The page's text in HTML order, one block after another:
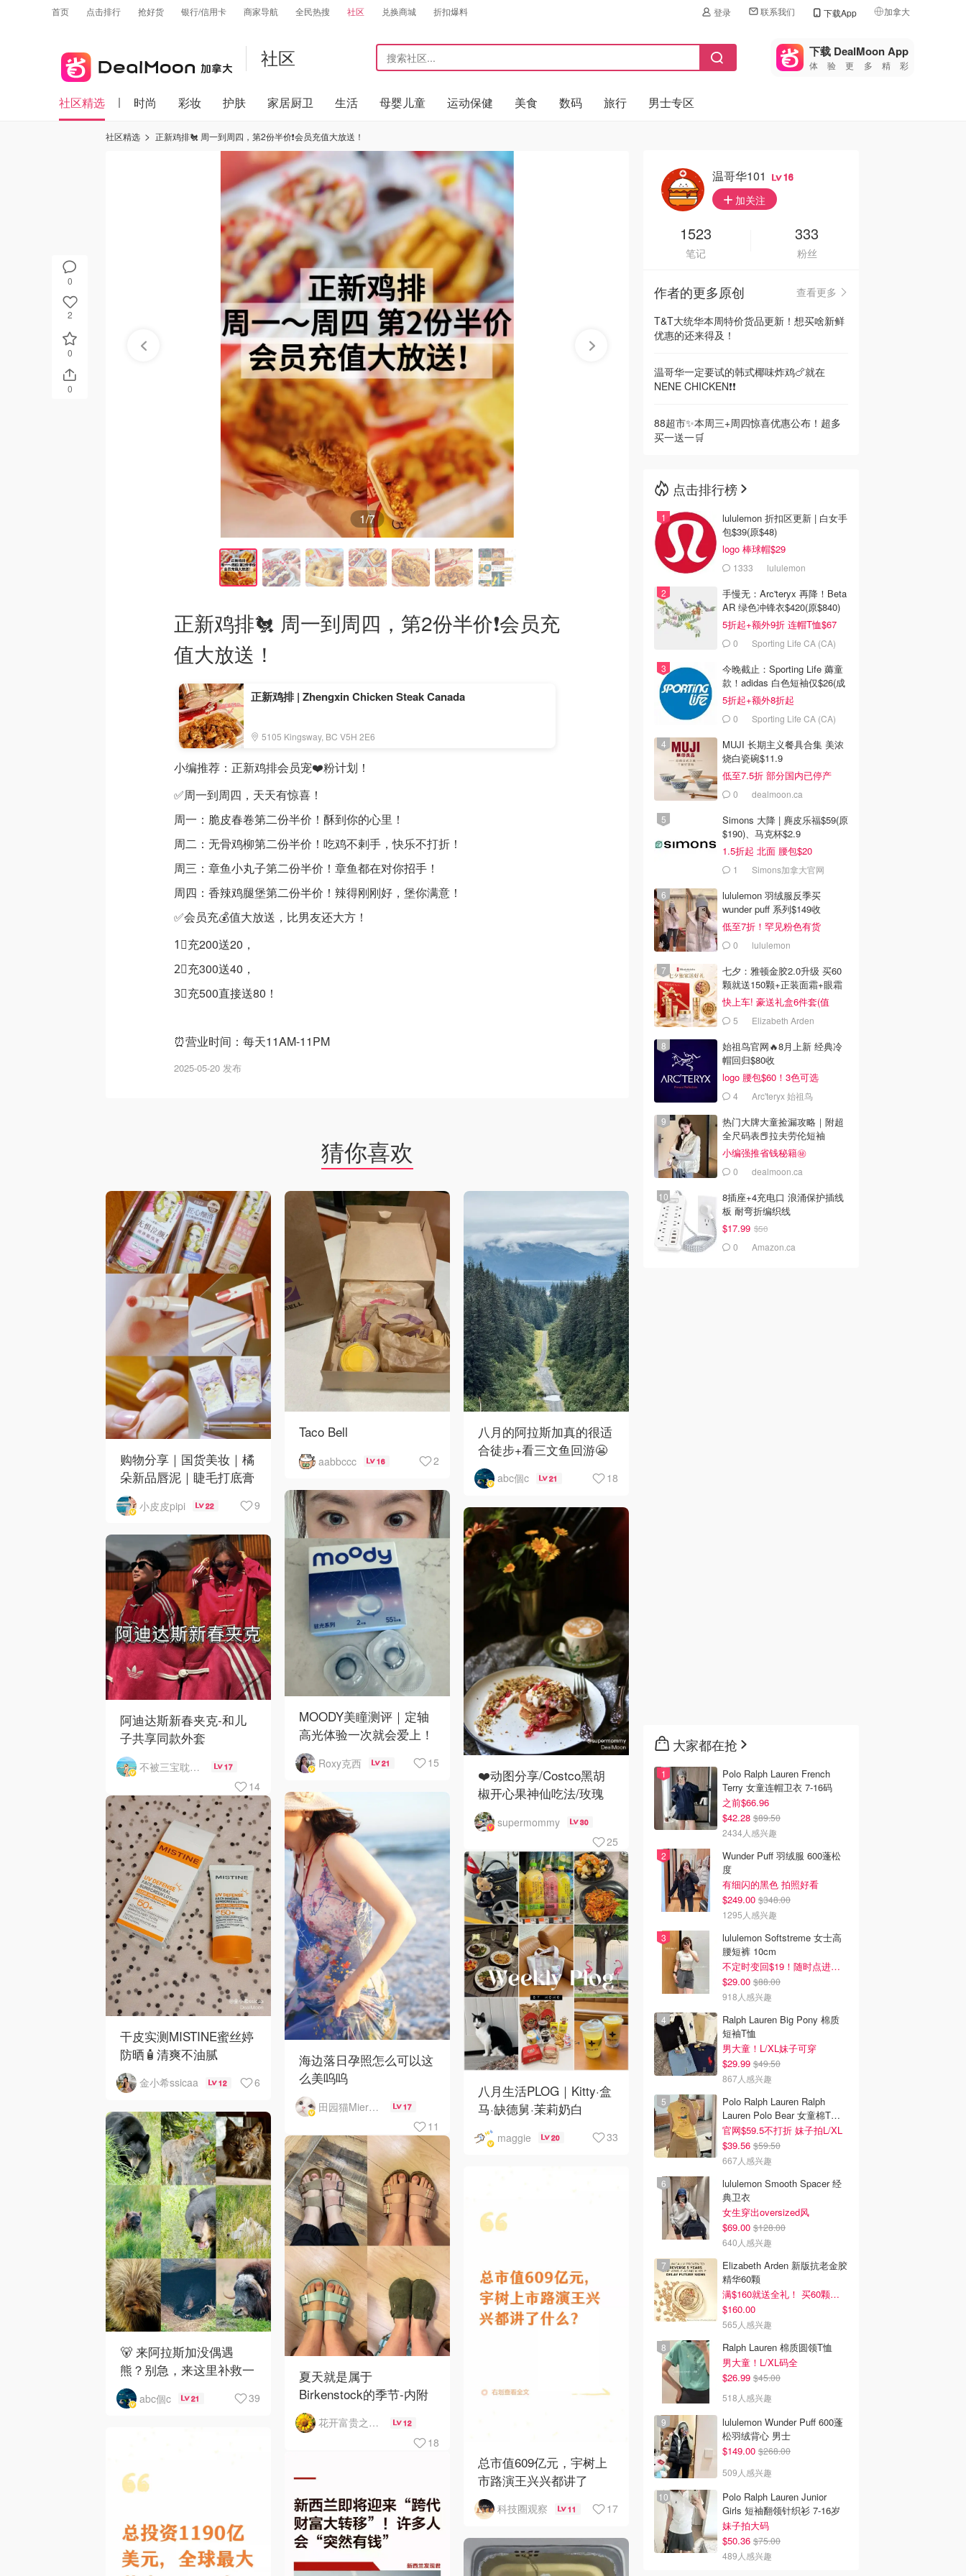
首页 点击排行 抢好货 银行/信用卡 商家导航 全民热搜 社区 兑换商城 折扣爆料 登录 联系我们 下载App 加拿大
🇺🇸
美国
🇨🇳中国
🇮🇹
🇦🇺
🇳🇿新西兰
社区 下载 DealMoon App
体验更多精彩
社区精选 时尚 彩妆 护肤 家居厨卫 生活 母婴儿童 运动保健 美食 数码 旅行 男士专区
0
2
0
0
社区精选 正新鸡排🐔 周一到周四，第2份半价❗️会员充值大放送！
1/7
正新鸡排🐔 周一到周四，第2份半价❗️会员充
值大放送！
正新鸡排 | Zhengxin Chicken Steak Canada
5105 Kingsway, BC V5H 2E6
小编推荐：正新鸡排会员宠❤️粉计划！
✅周一到周四，天天有惊喜！
周一：脆皮春卷第二份半价！酥到你的心里！
周二：无骨鸡柳第二份半价！吃鸡不剌手，快乐不打折！
周三：章鱼小丸子第二份半价！章鱼都在对你招手！
周四：香辣鸡腿堡第二份半价！辣得刚刚好，堡你满意！
✅会员充💰值大放送，比男友还大方！
1⃣️充200送20，
2⃣️充300送40，
3⃣️充500直接送80！
⏰营业时间：每天11AM-11PM
2025-05-20 发布
猜你喜欢
购物分享｜国货美妆｜橘
朵新品唇泥｜睫毛打底膏
｜日韩小物｜眼线笔｜美
甲DIY💅
小皮皮pipi 22 9
Taco Bell
aabbccc 16 2
八月的阿拉斯加真的很适
合徒步+看三文鱼回游😬
abc個c 21 18
MOODY美瞳测评｜定轴
高光体验一次就会爱上！
Roxy克西 21 15
❤️动图分享/Costco黑胡
椒开心果神仙吃法/玫瑰
全蛋松饼配黑胡椒开心果
碎太惊艳😍
supermommy 30
25
阿迪达斯新春夹克-和儿
子共享同款外套
不被三宝耽误的妈 17
14
海边落日孕照怎么可以这
么美呜呜
田园猫MierCat 17
11
干皮实测MISTINE蜜丝婷
防晒🧴清爽不油腻
金小希ssicaa 12 6
八月生活PLOG｜Kitty·盒
马·缺德舅·茉莉奶白
·Costco·Wendy's
maggie 20 33
🐻 来阿拉斯加没偶遇
熊？别急，来这里补救一
下！
abc個c 21 39
夏天就是属于
Birkenstock的季节-内附
如何选择
花开富贵之Mo个Mo 12
18
总市值609亿元，宇树上
市路演王兴兴都讲了
科技圈观察 11 17
温哥华101 16
加关注
1523
笔记
333
粉丝
作者的更多原创
查看更多
T&T大统华本周特价货品更新！想买啥新鲜
优惠的还来得及！
温哥华一定要试的韩式椰味炸鸡🍗就在
NENE CHICKEN❗️❗️
88超市✨本周三+周四惊喜优惠公布！超多
买一送一🛒
点击排行榜
lululemon 折扣区更新 | 白女手
包$39(原$48)
logo 棒球帽$29
1333 lululemon
手慢无：Arc'teryx 再降！Beta
AR 绿色冲锋衣$420(原$840)
5折起+额外9折 连帽T恤$67
0 Sporting Life CA (CA)
今晚截止：Sporting Life 薅童
款！adidas 白色短袖仅$26(成
人款$34)
5折起+额外8折起
0 Sporting Life CA (CA)
MUJI 长期主义餐具合集 美浓
烧白瓷碗$11.9
低至7.5折 部分国内已停产
0 dealmoon.ca
Simons 大降 | 麂皮乐福$59(原
$190)、马克杯$2.9
1.5折起 北面 腰包$20
1 Simons加拿大官网
lululemon 羽绒服反季买
wunder puff 系列$149收
低至7折！罕见粉色有货
0 lululemon
七夕：雅顿金胶2.0升级 买60
颗就送150颗+正装面霜+眼霜
快上车! 豪送礼盒6件套(值
$596)
5 Elizabeth Arden
始祖鸟官网🔥8月上新 经典冷
帽回归$80收
logo 腰包$60！3色可选
4 Arc'teryx 始祖鸟
热门大牌大童捡漏攻略｜附超
全尺码表📕拉夫劳伦短袖
$26.99
小编强推省钱秘籍㊙️
0 dealmoon.ca
8插座+4充电口 浪涌保护插线
板 耐弯折编织线
$17.99 $50
0 Amazon.ca
大家都在抢
Polo Ralph Lauren French
Terry 女童连帽卫衣 7-16码
之前$66.96
$42.28 $89.50
2434人感兴趣
Wunder Puff 羽绒服 600蓬松
度
有细闪的黑色 拍照好看
$249.00 $348.00
1295人感兴趣
lululemon Softstreme 女士高
腰短裤 10cm
不定时变回$19！随时点进来看
$29.00 $88.00
918人感兴趣
Ralph Lauren Big Pony 棉质
短袖T恤
男大童！L/XL妹子可穿
$29.99 $49.50
867人感兴趣
Polo Ralph Lauren Ralph
Lauren Polo Bear 女童棉T恤
染色 1件
官网$59.5不打折 妹子拍L/XL
$39.56 $59.50
667人感兴趣
lululemon Smooth Spacer 经
典卫衣
女生穿出oversized风
$69.00 $128.00
640人感兴趣
Elizabeth Arden 新版抗老金胶
精华60颗
满$160就送全礼！ 买60颗刚好
$160.00
565人感兴趣
Ralph Lauren 棉质圆领T恤
男大童！L/XL码全
$26.99 $45.00
518人感兴趣
lululemon Wunder Puff 600蓬
松羽绒背心 男士
$149.00 $268.00
509人感兴趣
Polo Ralph Lauren Junior
Girls 短袖翻领针织衫 7-16岁
妹子拍大码
$50.36 $75.00
489人感兴趣